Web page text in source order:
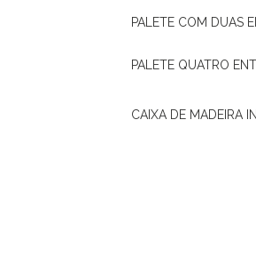
PALETE COM DUAS
PALETE QUATRO
CAIXA DE MADEIRA